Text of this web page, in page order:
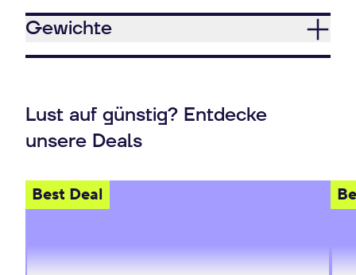
Gewichte
Lust auf günstig? Entdecke
unsere Deals
Best Deal